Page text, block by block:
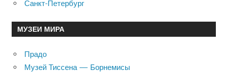
Санкт-Петербург
МУЗЕИ МИРА
Прадо
Музей Тиссена — Борнемисы